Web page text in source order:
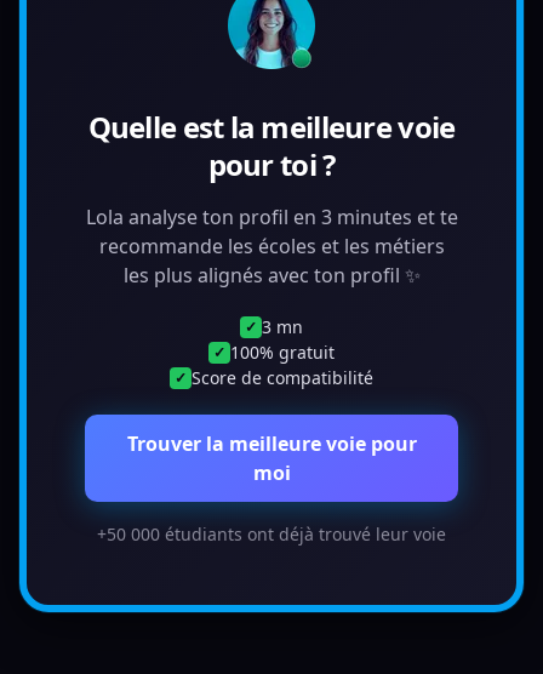
Quelle est la meilleure voie
pour toi ?
Lola analyse ton profil en 3 minutes et te
recommande les écoles et les métiers
les plus alignés avec ton profil ✨
✓ 3 mn
✓ 100% gratuit
✓ Score de compatibilité
Trouver la meilleure voie pour
moi
+50 000 étudiants ont déjà trouvé leur voie